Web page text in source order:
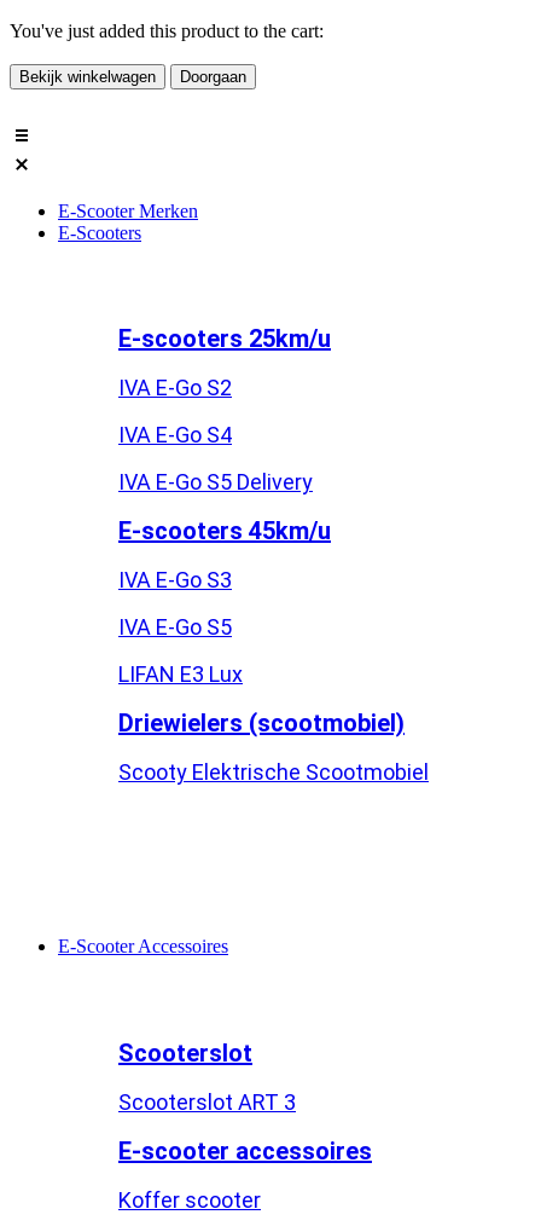
You've just added this product to the cart:
Bekijk winkelwagen Doorgaan
E-Scooter Merken
E-Scooters
E-scooters 25km/u
IVA E-Go S2
IVA E-Go S4
IVA E-Go S5 Delivery
E-scooters 45km/u
IVA E-Go S3
IVA E-Go S5
LIFAN E3 Lux
Driewielers (scootmobiel)
Scooty Elektrische Scootmobiel
E-Scooter Accessoires
Scooterslot
Scooterslot ART 3
E-scooter accessoires
Koffer scooter